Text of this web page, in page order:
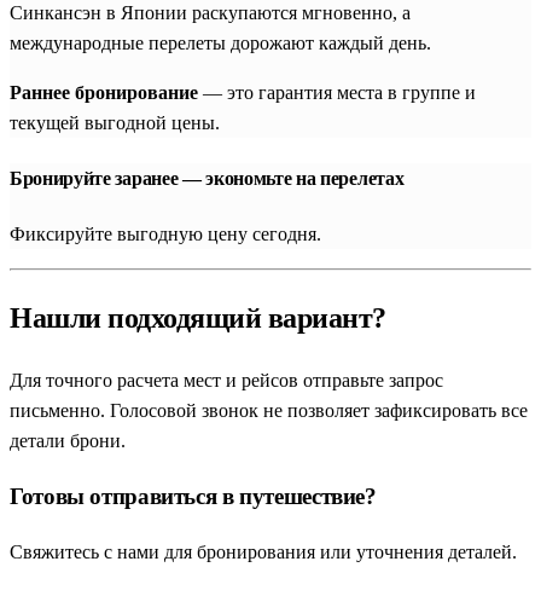
Синкансэн в Японии раскупаются мгновенно, а
международные перелеты дорожают каждый день.
Раннее бронирование — это гарантия места в группе и
текущей выгодной цены.
Бронируйте заранее — экономьте на перелетах
Фиксируйте выгодную цену сегодня.
Нашли подходящий вариант?
Для точного расчета мест и рейсов отправьте запрос
письменно. Голосовой звонок не позволяет зафиксировать все
детали брони.
Готовы отправиться в путешествие?
Свяжитесь с нами для бронирования или уточнения деталей.